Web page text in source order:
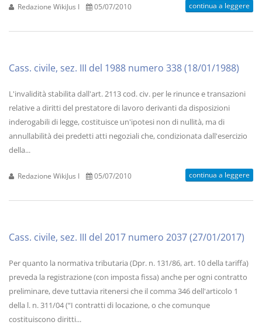
Redazione WikiJus I 05/07/2010 continua a leggere
Cass. civile, sez. III del 1988 numero 338 (18/01/1988)
L'invalidità stabilita dall'art. 2113 cod. civ. per le rinunce e transazioni
relative a diritti del prestatore di lavoro derivanti da disposizioni
inderogabili di legge, costituisce un'ipotesi non di nullità, ma di
annullabilità dei predetti atti negoziali che, condizionata dall'esercizio
della...
Redazione WikiJus I 05/07/2010 continua a leggere
Cass. civile, sez. III del 2017 numero 2037 (27/01/2017)
Per quanto la normativa tributaria (Dpr. n. 131/86, art. 10 della tariffa)
preveda la registrazione (con imposta fissa) anche per ogni contratto
preliminare, deve tuttavia ritenersi che il comma 346 dell'articolo 1
della l. n. 311/04 (“I contratti di locazione, o che comunque
costituiscono diritti...